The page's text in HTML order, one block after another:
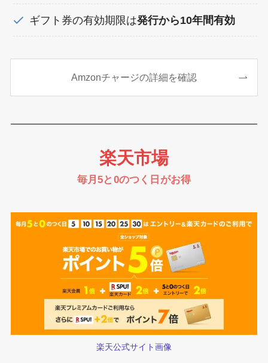
ギフト券の有効期限は発行から10年間有効
Amzonチャージの詳細を確認
楽天市場
毎月5と0のつく日がお得
楽天公式サイト画像